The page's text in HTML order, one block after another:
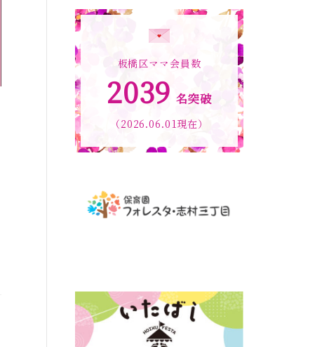
板橋区ママ会員数
2039 名突破
（2026.06.01現在）